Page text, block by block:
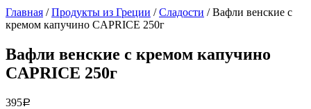
Главная /Продукты из Греции /Сладости / Вафли венские с
кремом капучино CAPRICE 250г
Вафли венские с кремом капучино
CAPRICE 250г
395Р